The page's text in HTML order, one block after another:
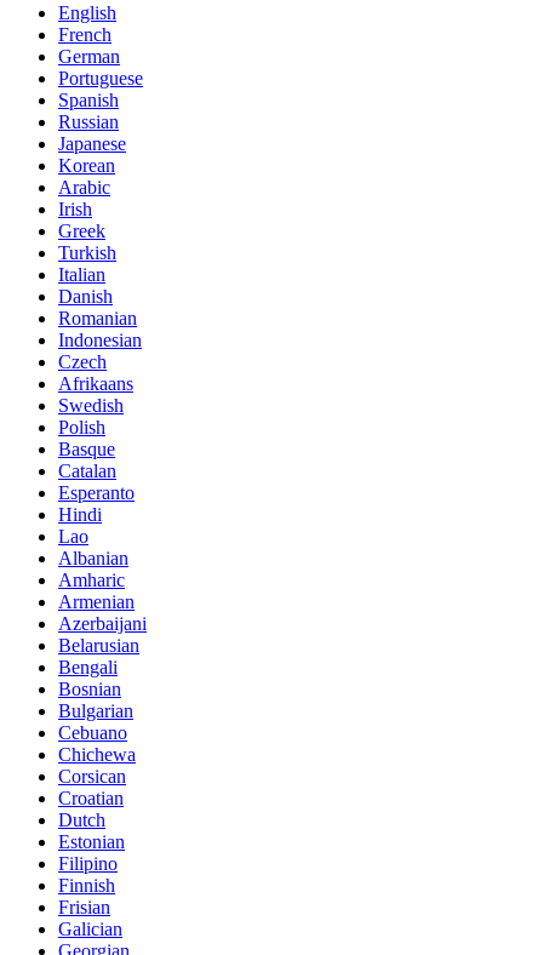
English
French
German
Portuguese
Spanish
Russian
Japanese
Korean
Arabic
Irish
Greek
Turkish
Italian
Danish
Romanian
Indonesian
Czech
Afrikaans
Swedish
Polish
Basque
Catalan
Esperanto
Hindi
Lao
Albanian
Amharic
Armenian
Azerbaijani
Belarusian
Bengali
Bosnian
Bulgarian
Cebuano
Chichewa
Corsican
Croatian
Dutch
Estonian
Filipino
Finnish
Frisian
Galician
Georgian